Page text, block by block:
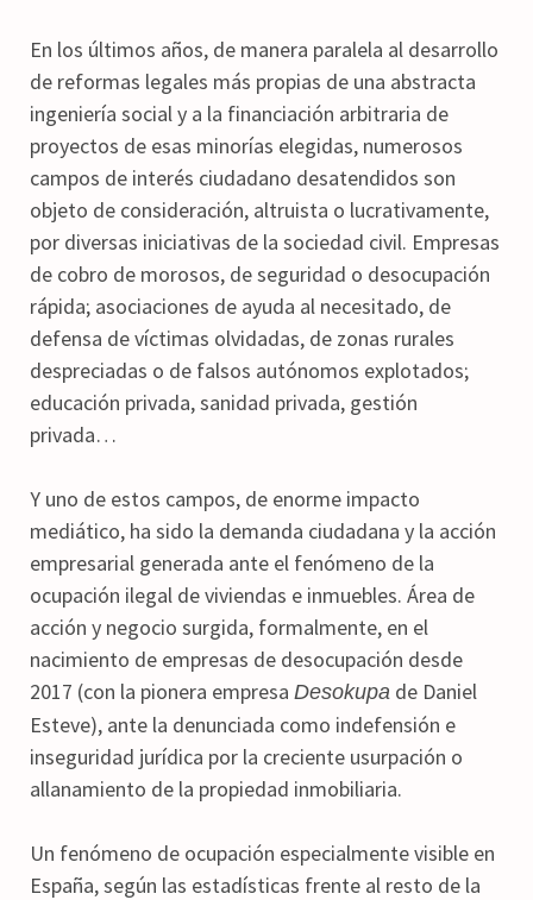
En los últimos años, de manera paralela al desarrollo
de reformas legales más propias de una abstracta
ingeniería social y a la financiación arbitraria de
proyectos de esas minorías elegidas, numerosos
campos de interés ciudadano desatendidos son
objeto de consideración, altruista o lucrativamente,
por diversas iniciativas de la sociedad civil. Empresas
de cobro de morosos, de seguridad o desocupación
rápida; asociaciones de ayuda al necesitado, de
defensa de víctimas olvidadas, de zonas rurales
despreciadas o de falsos autónomos explotados;
educación privada, sanidad privada, gestión
privada…
Y uno de estos campos, de enorme impacto
mediático, ha sido la demanda ciudadana y la acción
empresarial generada ante el fenómeno de la
ocupación ilegal de viviendas e inmuebles. Área de
acción y negocio surgida, formalmente, en el
nacimiento de empresas de desocupación desde
2017 (con la pionera empresa Desokupa de Daniel
Esteve), ante la denunciada como indefensión e
inseguridad jurídica por la creciente usurpación o
allanamiento de la propiedad inmobiliaria.
Un fenómeno de ocupación especialmente visible en
España, según las estadísticas frente al resto de la